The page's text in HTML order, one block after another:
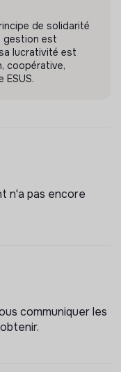
de solidarité
gestion est
lucrativité est
coopérative,
ESUS.
n'a pas encore
communiquer les